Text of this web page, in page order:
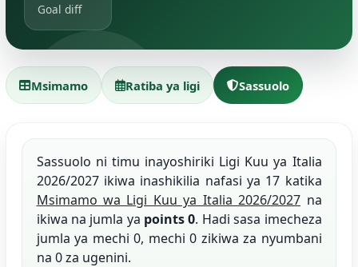
Goal diff
Msimamo Ratiba ya ligi Sassuolo
Sassuolo ni timu inayoshiriki Ligi Kuu ya Italia
2026/2027 ikiwa inashikilia nafasi ya 17 katika
Msimamo wa Ligi Kuu ya Italia 2026/2027 na
ikiwa na jumla ya points 0. Hadi sasa imecheza
jumla ya mechi 0, mechi 0 zikiwa za nyumbani
na 0 za ugenini.